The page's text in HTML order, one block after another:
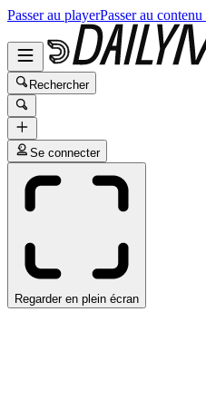
Passer au playerPasser au
Rechercher
Se connecter
Regarder en plein écran